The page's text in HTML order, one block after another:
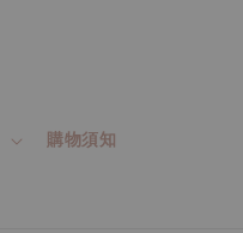
購物須知